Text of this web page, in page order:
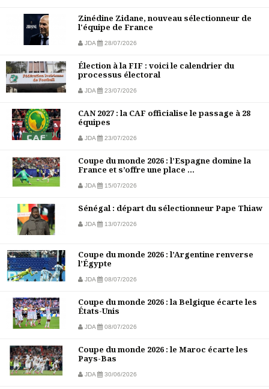
Zinédine Zidane, nouveau sélectionneur de
l'équipe de France
JDA 28/07/2026
Élection à la FIF : voici le calendrier du
processus électoral
JDA 23/07/2026
CAN 2027 : la CAF officialise le passage à 28
équipes
JDA 23/07/2026
Coupe du monde 2026 : l’Espagne domine la
France et s’offre une place ...
JDA 15/07/2026
Sénégal : départ du sélectionneur Pape Thiaw
JDA 13/07/2026
Coupe du monde 2026 : l’Argentine renverse
l’Égypte
JDA 08/07/2026
Coupe du monde 2026 : la Belgique écarte les
États-Unis
JDA 08/07/2026
Coupe du monde 2026 : le Maroc écarte les
Pays-Bas
JDA 30/06/2026